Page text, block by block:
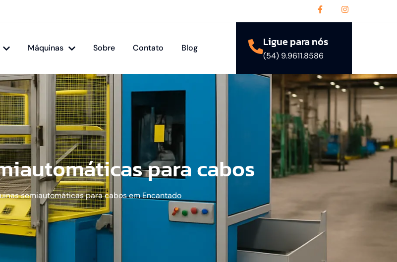
Máquinas Sobre Contato Blog Ligue para nós
(54) 9.9611.8586
para cabos
semiautomáticas para cabos em Encantado